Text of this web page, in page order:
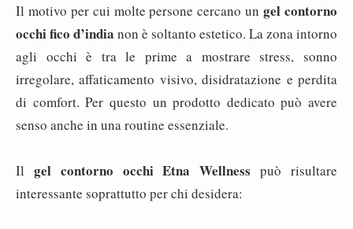
Il motivo per cui molte persone cercano ungel contorno
occhi fico d’india non è soltanto estetico. La zona intorno
agli occhi è tra le prime a mostrare stress, sonno
irregolare, affaticamento visivo, disidratazione e perdita
di comfort. Per questo un prodotto dedicato può avere
senso anche in una routine essenziale.
Il gel contorno occhi Etna Wellness può risultare
interessante soprattutto per chi desidera: